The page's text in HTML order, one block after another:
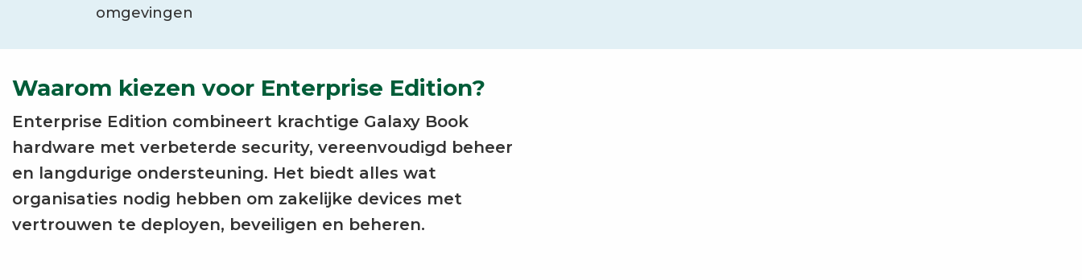
omgevingen
Waarom kiezen voor Enterprise Edition?
Enterprise Edition combineert krachtige Galaxy Book
hardware met verbeterde security, vereenvoudigd beheer
en langdurige ondersteuning. Het biedt alles wat
organisaties nodig hebben om zakelijke devices met
vertrouwen te deployen, beveiligen en beheren.